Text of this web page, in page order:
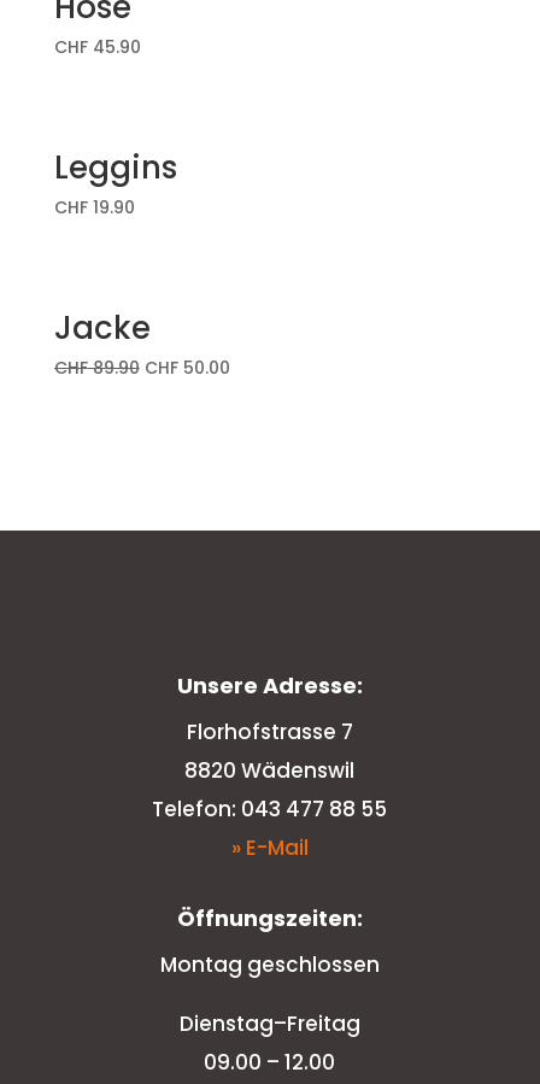
CHF45.90
Leggins
CHF19.90
Jacke
CHF89.90 CHF50.00
Unsere Adresse:
Florhofstrasse 7
8820 Wädenswil
Telefon: 043 477 88 55
» E-Mail
Öffnungszeiten:
Montag geschlossen
Dienstag–Freitag
09.00 – 12.00